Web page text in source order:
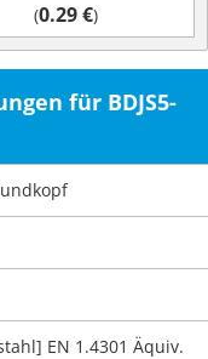
(0.29 €)
für BDJS5-
EN 1.4301 Äquiv.